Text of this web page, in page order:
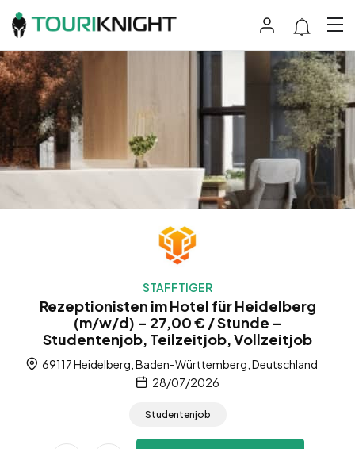
STAFFTIGER
Rezeptionisten im Hotel für Heidelberg
(m/w/d) – 27,00 € / Stunde –
Studentenjob, Teilzeitjob, Vollzeitjob
69117 Heidelberg, Baden-Württemberg, Deutschland
28/07/2026
Studentenjob